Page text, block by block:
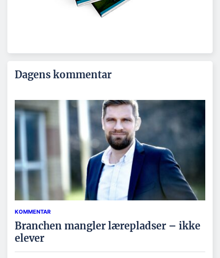
Dagens kommentar
KOMMENTAR
Branchen mangler lærepladser – ikke
elever